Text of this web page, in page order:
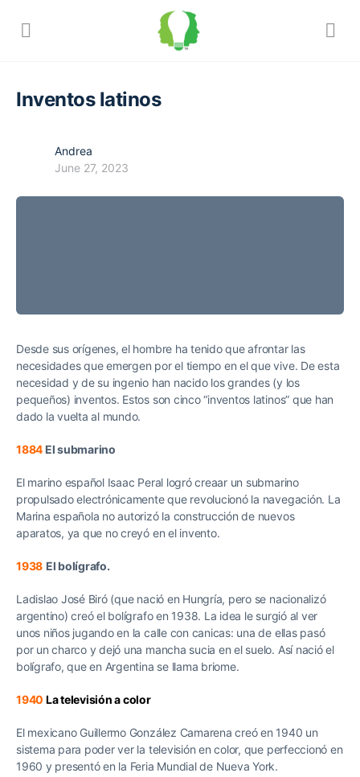
Inventos latinos
Andrea
June 27, 2023
Desde sus orígenes, el hombre ha tenido que afrontar las
necesidades que emergen por el tiempo en el que vive. De esta
necesidad y de su ingenio han nacido los grandes (y los
pequeños) inventos. Estos son cinco “inventos latinos” que han
dado la vuelta al mundo.
1884 El submarino
El marino español Isaac Peral logró creaar un submarino
propulsado electrónicamente que revolucionó la navegación. La
Marina española no autorizó la construcción de nuevos
aparatos, ya que no creyó en el invento.
1938 El bolígrafo.
Ladislao José Biró (que nació en Hungría, pero se nacionalizó
argentino) creó el bolígrafo en 1938. La idea le surgió al ver
unos niños jugando en la calle con canicas: una de ellas pasó
por un charco y dejó una mancha sucia en el suelo. Así nació el
bolígrafo, que en Argentina se llama briome.
1940 La televisión a color
El mexicano Guillermo González Camarena creó en 1940 un
sistema para poder ver la televisión en color, que perfeccionó en
1960 y presentó en la Feria Mundial de Nueva York.